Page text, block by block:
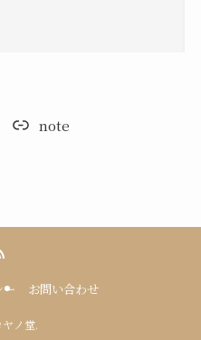
note
ー お問い合わせ
ノ堂.